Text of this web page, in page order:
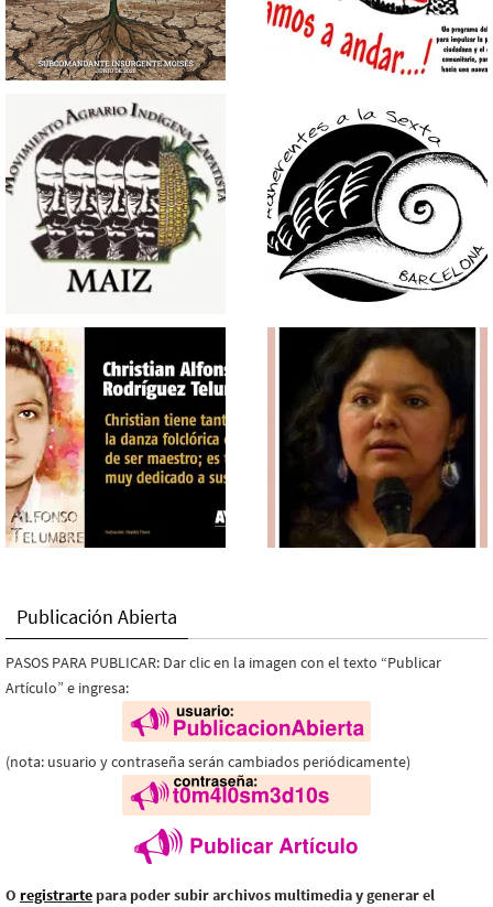
Publicación Abierta
PASOS PARA PUBLICAR: Dar clic en la imagen con el texto “Publicar
Artículo” e ingresa:
(nota: usuario y contraseña serán cambiados periódicamente)
O registrarte para poder subir archivos multimedia y generar el